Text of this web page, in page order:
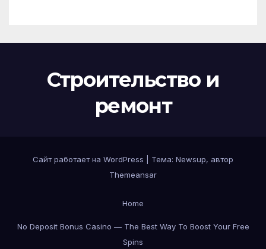
Строительство и
ремонт
Сайт работает на WordPress Тема: Newsup, автор
Themeansar
Home
No Deposit Bonus Casino — The Best Way To Boost Your Free
Spins